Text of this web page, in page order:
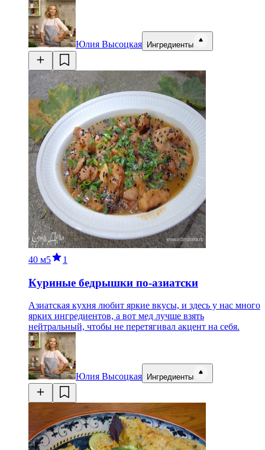
Юлия Высоцкая Ингредиенты
40 м5 1
Куриные бедрышки по-азиатски
Азиатская кухня любит яркие вкусы, и здесь у нас много
ярких ингредиентов, а вот мед лучше взять
нейтральный, чтобы не перетягивал акцент на себя.
Юлия Высоцкая Ингредиенты